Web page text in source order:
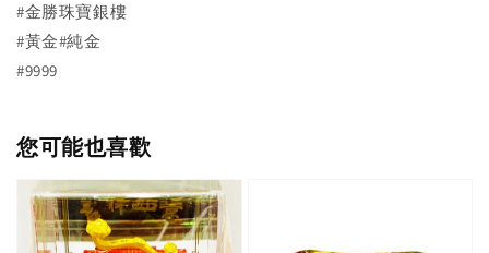
#金勝珠寶銀樓
#黃金#純金
#9999
您可能也喜歡